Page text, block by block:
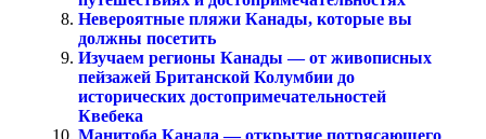
Невероятные пляжи Канады, которые вы
должны посетить
Изучаем регионы Канады — от живописных
пейзажей Британской Колумбии до
исторических достопримечательностей
Квебека
Манитоба Канада — открытие потрясающего